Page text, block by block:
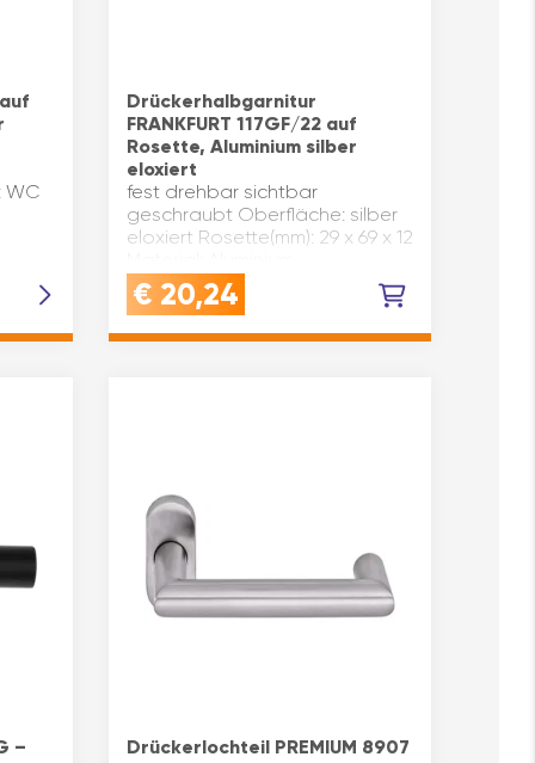
WC
Drückerhalbgarnitur
FRANKFURT 117GF/22 auf
Rosette, Aluminium silber
eloxiert
fest drehbar sichtbar
geschraubt Oberfläche: silber
eloxiert Rosette(mm): 29 x 69 x 12
Rosette/Langschild: Rosette
Modell: 117GF/22 Ausführung:
sichtbar geschraubt, fest
€ 20,24
–
Drückerlochteil PREMIUM 8907